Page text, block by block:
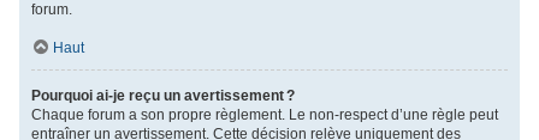
forum.
Haut
Pourquoi ai-je reçu un avertissement ?
Chaque forum a son propre règlement. Le non-respect d’une règle peut
entraîner un avertissement. Cette décision relève uniquement des